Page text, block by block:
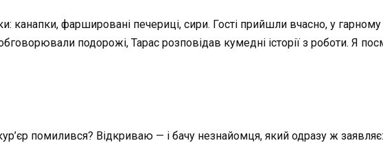
канапки, фаршировані печериці, сири. Гості прийшли вчасно, у гарному
подорожі, Тарас розповідав кумедні історії з роботи. Я
помилився? Відкриваю — і бачу незнайомця, який одразу ж заявляє: